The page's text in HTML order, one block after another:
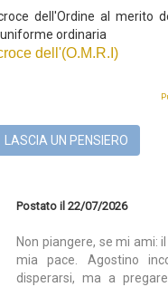
dell'(O.M.R.I)
LASCIA UN PENSIERO
Postato il 22/07/2026
Non piangere, se mi ami:
mia pace. Agostino
disperarsi, ma a